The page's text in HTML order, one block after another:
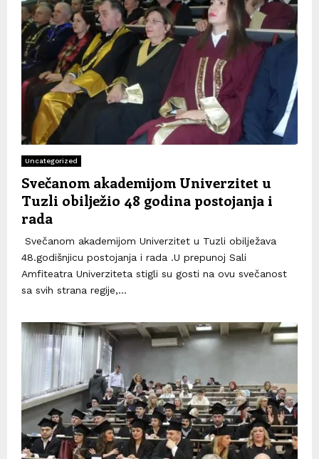
Uncategorized
Svečanom akademijom Univerzitet u
Tuzli obilježio 48 godina postojanja i
rada
Svečanom akademijom Univerzitet u Tuzli obilježava
48.godišnjicu postojanja i rada .U prepunoj Sali
Amfiteatra Univerziteta stigli su gosti na ovu svečanost
sa svih strana regije,...